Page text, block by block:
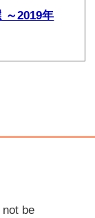
～2019年
be